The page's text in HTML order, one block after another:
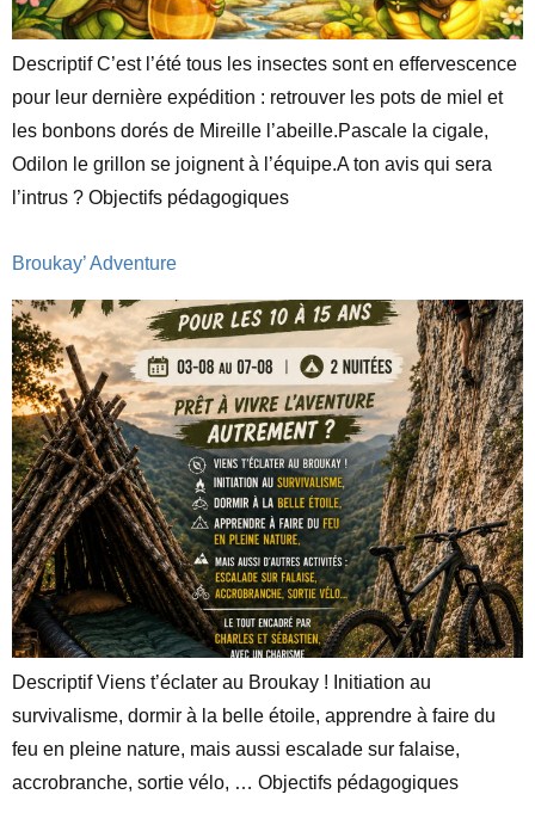
Descriptif C’est l’été tous les insectes sont en effervescence
pour leur dernière expédition : retrouver les pots de miel et
les bonbons dorés de Mireille l’abeille.Pascale la cigale,
Odilon le grillon se joignent à l’équipe.A ton avis qui sera
l’intrus ? Objectifs pédagogiques
Broukay’ Adventure
Descriptif Viens t’éclater au Broukay ! Initiation au
survivalisme, dormir à la belle étoile, apprendre à faire du
feu en pleine nature, mais aussi escalade sur falaise,
accrobranche, sortie vélo, … Objectifs pédagogiques